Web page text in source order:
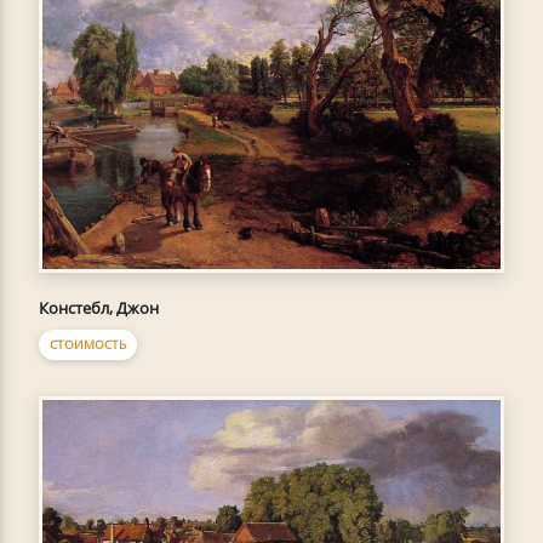
Констебл, Джон
СТОИМОСТЬ